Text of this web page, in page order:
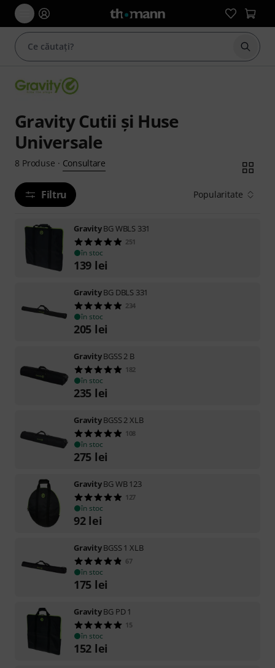
Gravity Cutii şi Huse
Universale
8 Produse · Consultare
Filtru Popularitate
GravityBG WBLS 331
251
în stoc
139 lei
GravityBG DBLS 331
234
în stoc
205 lei
GravityBGSS 2 B
182
în stoc
235 lei
GravityBGSS 2 XLB
108
în stoc
275 lei
GravityBG WB 123
127
în stoc
92 lei
GravityBGSS 1 XLB
67
în stoc
175 lei
GravityBG PD 1
15
în stoc
152 lei